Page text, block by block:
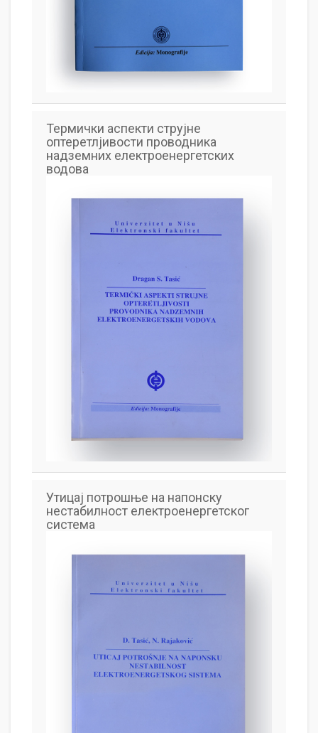
Термички аспекти струјне
оптеретлјивости проводника
надземних електроенергетских
водова
Утицај потрошње на напонску
нестабилност електроенергетског
система